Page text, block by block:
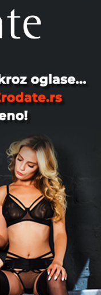
ili osobe
ljudima koje
kao običan noćni
treći
je da mnogi
brzo da
unutar para.
vezi, koja je
Ako se
jednoj. Obično,
par koji će ih
ili im pomoći
partnerima kako
u vezi sa
svingeri obično
na zabavi, pa
imaju
pristanku jer
pa je gotovo
nešto što vam